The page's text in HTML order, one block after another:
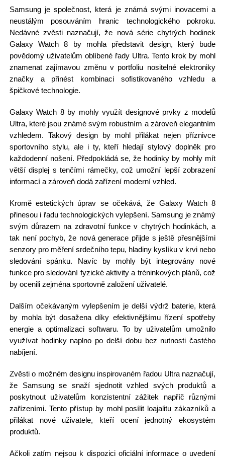
Samsung je společnost, která je známá svými inovacemi a
neustálým posouváním hranic technologického pokroku.
Nedávné zvěsti naznačují, že nová série chytrých hodinek
Galaxy Watch 8 by mohla představit design, který bude
povědomý uživatelům oblíbené řady Ultra. Tento krok by mohl
znamenat zajímavou změnu v portfoliu nositelné elektroniky
značky a přinést kombinaci sofistikovaného vzhledu a
špičkové technologie.
Galaxy Watch 8 by mohly využít designové prvky z modelů
Ultra, které jsou známé svým robustním a zároveň elegantním
vzhledem. Takový design by mohl přilákat nejen příznivce
sportovního stylu, ale i ty, kteří hledají stylový doplněk pro
každodenní nošení. Předpokládá se, že hodinky by mohly mít
větší displej s tenčími rámečky, což umožní lepší zobrazení
informací a zároveň dodá zařízení moderní vzhled.
Kromě estetických úprav se očekává, že Galaxy Watch 8
přinesou i řadu technologických vylepšení. Samsung je známý
svým důrazem na zdravotní funkce v chytrých hodinkách, a
tak není pochyb, že nová generace přijde s ještě přesnějšími
senzory pro měření srdečního tepu, hladiny kyslíku v krvi nebo
sledování spánku. Navíc by mohly být integrovány nové
funkce pro sledování fyzické aktivity a tréninkových plánů, což
by ocenili zejména sportovně založení uživatelé.
Dalším očekávaným vylepšením je delší výdrž baterie, která
by mohla být dosažena díky efektivnějšímu řízení spotřeby
energie a optimalizaci softwaru. To by uživatelům umožnilo
využívat hodinky naplno po delší dobu bez nutnosti častého
nabíjení.
Zvěsti o možném designu inspirovaném řadou Ultra naznačují,
že Samsung se snaží sjednotit vzhled svých produktů a
poskytnout uživatelům konzistentní zážitek napříč různými
zařízeními. Tento přístup by mohl posílit loajalitu zákazníků a
přilákat nové uživatele, kteří ocení jednotný ekosystém
produktů.
Ačkoli zatím nejsou k dispozici oficiální informace o uvedení